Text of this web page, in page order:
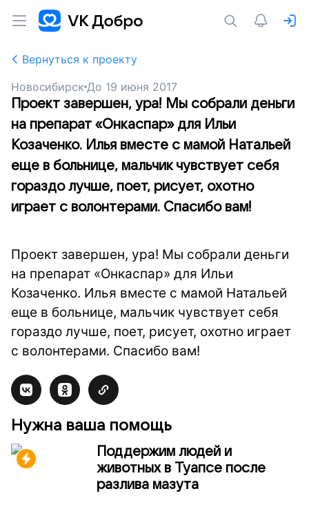
Вернуться к проекту
Новосибирск До 19 июня 2017
Проект завершен, ура! Мы собрали деньги
на препарат «Онкаспар» для Ильи
Козаченко. Илья вместе с мамой Натальей
еще в больнице, мальчик чувствует себя
гораздо лучше, поет, рисует, охотно
играет с волонтерами. Спасибо вам!
Проект завершен, ура! Мы собрали деньги
на препарат «Онкаспар» для Ильи
Козаченко. Илья вместе с мамой Натальей
еще в больнице, мальчик чувствует себя
гораздо лучше, поет, рисует, охотно играет
с волонтерами. Спасибо вам!
Нужна ваша помощь
Поддержим людей и
животных в Туапсе после
разлива мазута